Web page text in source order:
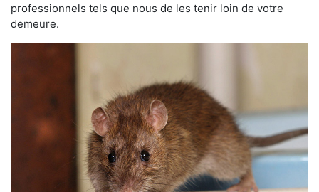
professionnels tels que nous de les tenir loin de votre
demeure.